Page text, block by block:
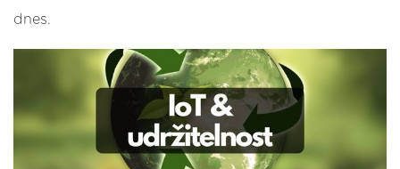
dnes.